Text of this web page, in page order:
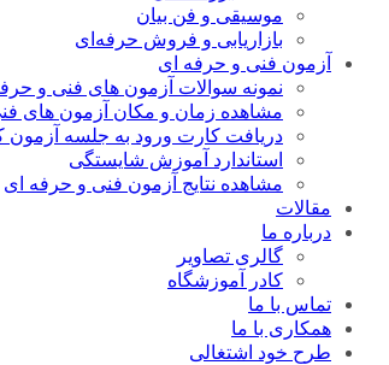
موسیقی و فن بیان
بازاریابی و فروش حرفه‌ای
آزمون فنی و حرفه ای
نمونه سوالات آزمون های فنی و
مشاهده زمان و مکان آزمون های
دریافت کارت ورود به جلسه آزمون
استاندارد آموزش شایستگی
مشاهده نتایج آزمون فنی و حرفه ای
مقالات
درباره ما
گالری تصاویر
کادر آموزشگاه
تماس با ما
همکاری با ما
طرح خود اشتغالی